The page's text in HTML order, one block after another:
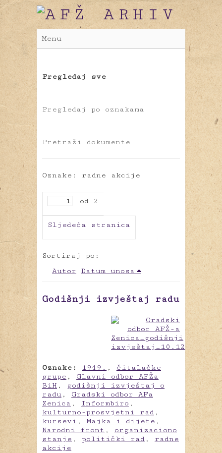
Menu
Pregledaj sve
Pregledaj po oznakama
Pretraži dokumente
Oznake: radne akcije
od 2
Sljedeća stranica
Sortiraj po:
Autor
Datum unosa
Godišnji izvještaj radu
Oznake: 1949. , čitalačke
grupe , Glavni odbor AFŽa
BiH ,
godišnji izvještaj o
radu , Gradski odbor AFa
Zenica , Informbiro ,
kulturno-prosvjetni rad ,
kursevi ,Majka i dijete ,
Narodni front , organizaciono
stanje , politički rad , radne
akcije